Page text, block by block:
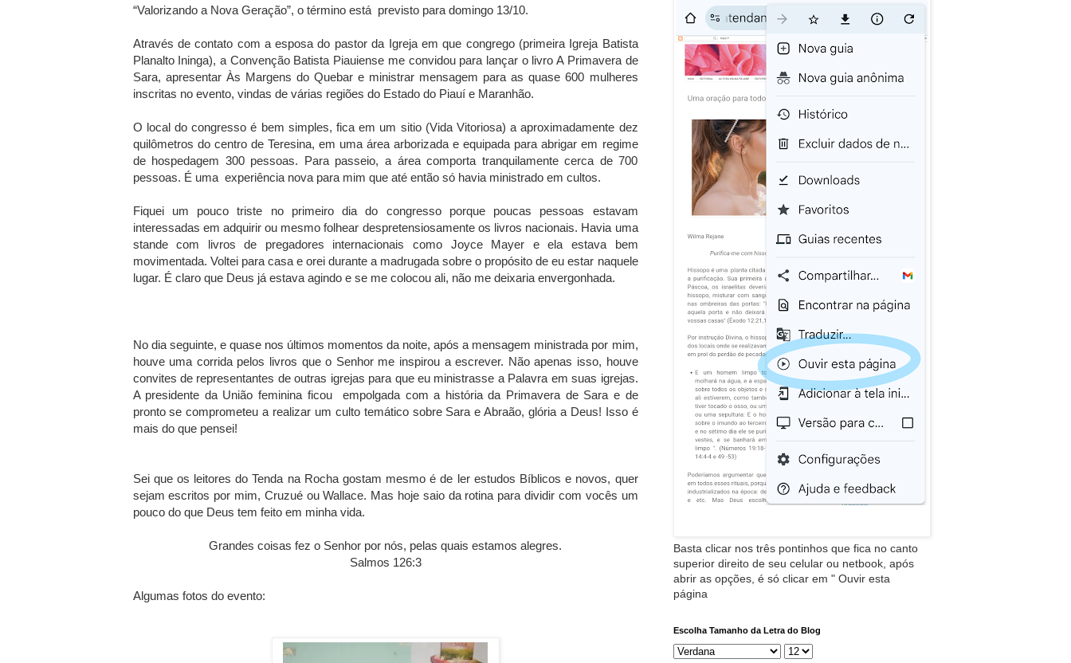
“Valorizando a Nova Geração”, o término está previsto para domingo 13/10.
Através de contato com a esposa do pastor da Igreja em que congrego (primeira Igreja Batista
Planalto Ininga), a Convenção Batista Piauiense me convidou para lançar o livro A Primavera de
Sara, apresentar Às Margens do Quebar e ministrar mensagem para as quase 600 mulheres
inscritas no evento, vindas de várias regiões do Estado do Piauí e Maranhão.
O local do congresso é bem simples, fica em um sitio (Vida Vitoriosa) a aproximadamente dez
quilômetros do centro de Teresina, em uma área arborizada e equipada para abrigar em regime
de hospedagem 300 pessoas. Para passeio, a área comporta tranquilamente cerca de 700
pessoas. É uma experiência nova para mim que até então só havia ministrado em cultos.
Fiquei um pouco triste no primeiro dia do congresso porque poucas pessoas estavam
interessadas em adquirir ou mesmo folhear despretensiosamente os livros nacionais. Havia uma
stande com livros de pregadores internacionais como Joyce Mayer e ela estava bem
movimentada. Voltei para casa e orei durante a madrugada sobre o propósito de eu estar naquele
lugar. É claro que Deus já estava agindo e se me colocou ali, não me deixaria envergonhada.
No dia seguinte, e quase nos últimos momentos da noite, após a mensagem ministrada por mim,
houve uma corrida pelos livros que o Senhor me inspirou a escrever. Não apenas isso, houve
convites de representantes de outras igrejas para que eu ministrasse a Palavra em suas igrejas.
A presidente da União feminina ficou empolgada com a história da Primavera de Sara e de
pronto se comprometeu a realizar um culto temático sobre Sara e Abraão, glória a Deus! Isso é
mais do que pensei!
Sei que os leitores do Tenda na Rocha gostam mesmo é de ler estudos Bíblicos e novos, quer
sejam escritos por mim, Cruzué ou Wallace. Mas hoje saio da rotina para dividir com vocês um
pouco do que Deus tem feito em minha vida.
Grandes coisas fez o Senhor por nós, pelas quais estamos alegres.
Salmos 126:3
Algumas fotos do evento:
Basta clicar nos três pontinhos que fica no canto
superior direito de seu celular ou netbook, após
abrir as opções, é só clicar em " Ouvir esta
página
Escolha Tamanho da Letra do Blog